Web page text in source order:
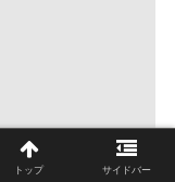
トップ サイドバー